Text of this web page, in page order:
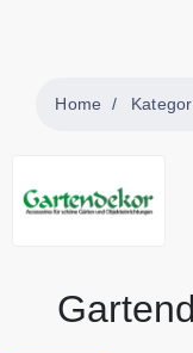
Home